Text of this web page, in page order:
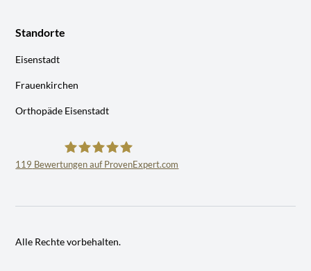
Standorte
Eisenstadt
Frauenkirchen
Orthopäde Eisenstadt
119 Bewertungen auf ProvenExpert.com
Alle Rechte vorbehalten.